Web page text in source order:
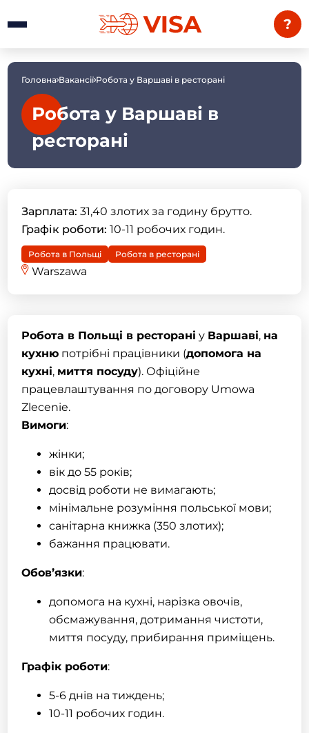
?
Головна Вакансії Робота у Варшаві в ресторані
Робота у Варшаві в
ресторані
Зарплата: 31,40 злотих за годину брутто.
Графік роботи: 10-11 робочих годин.
Робота в Польщі Робота в ресторані
Warszawa
Робота в Польщі в ресторані у Варшаві, на
кухню потрібні працівники (допомога на
кухні, миття посуду). Офіційне
працевлаштування по договору Umowa
Zlecenie.
Вимоги:
жінки;
вік до 55 років;
досвід роботи не вимагають;
мінімальне розуміння польської мови;
санітарна книжка (350 злотих);
бажання працювати.
Обов’язки:
допомога на кухні, нарізка овочів,
обсмажування, дотримання чистоти,
миття посуду, прибирання приміщень.
Графік роботи:
5-6 днів на тиждень;
10-11 робочих годин.